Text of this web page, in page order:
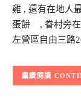
雞 , 還有在地人
蛋餅 , 眷村旁在
左營區自由三路